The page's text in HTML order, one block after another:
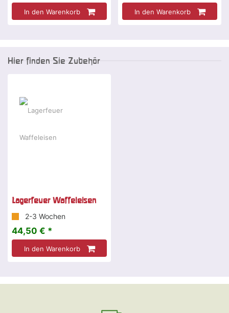
In den Warenkorb In den Warenkorb
Hier finden Sie Zubehör
Lagerfeuer Waffeleisen
2-3 Wochen
44,50 € *
In den Warenkorb